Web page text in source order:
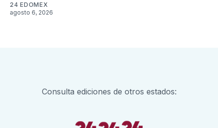
24 EDOMEX
agosto 6, 2026
Consulta ediciones de otros estados: